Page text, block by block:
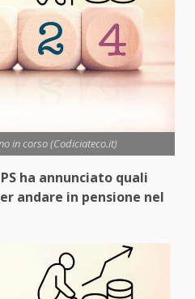
in corso (Codiciateco.it)
ha annunciato quali
andare in pensione nel